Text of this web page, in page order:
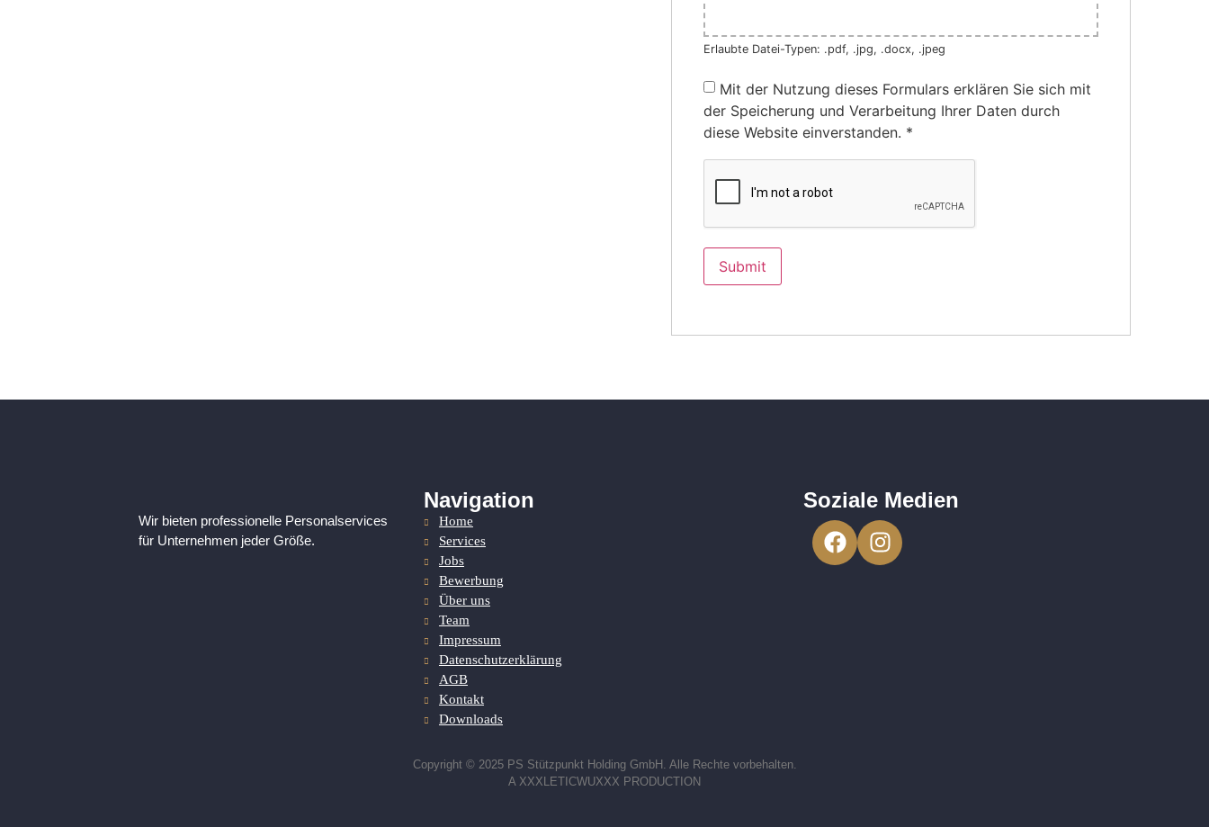
Erlaubte Datei-Typen: .pdf, .jpg, .docx, .jpeg
Mit der Nutzung dieses Formulars erklären Sie sich mit
der Speicherung und Verarbeitung Ihrer Daten durch
diese Website einverstanden. *
Wir bieten professionelle Personalservices
für Unternehmen jeder Größe.
Navigation
Home
Services
Jobs
Bewerbung
Über uns
Team
Impressum
Datenschutzerklärung
AGB
Kontakt
Downloads
Soziale Medien
Copyright © 2025 PS Stützpunkt Holding GmbH. Alle Rechte vorbehalten.
A XXXLETICWUXXX PRODUCTION